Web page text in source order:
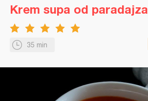
35 min
Krem supa od paradajza